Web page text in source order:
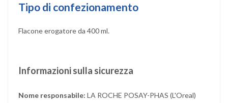
Tipo di confezionamento
Flacone erogatore da 400 ml.
Informazioni sulla sicurezza
Nome responsabile: LA ROCHE POSAY-PHAS (L'Oreal)